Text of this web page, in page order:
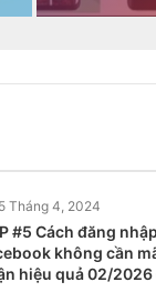
Tháng 4, 2024
#5 Cách đăng nhập
không cần
hiệu quả 02/2026